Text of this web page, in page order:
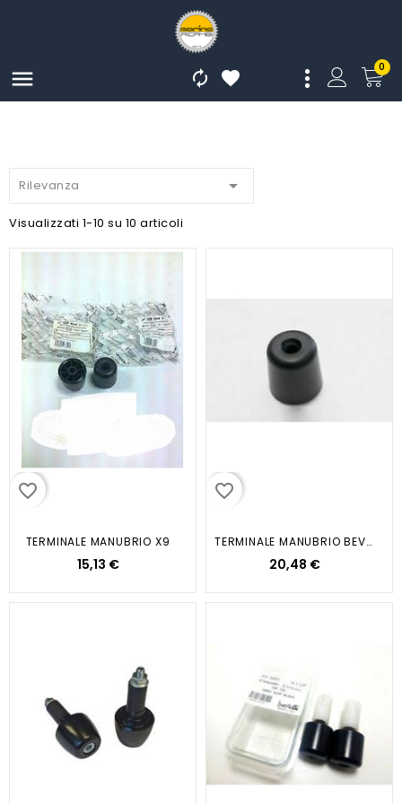
 0


Rilevanza 
Visualizzati 1-10 su 10 articoli
favorite_border
TERMINALE MANUBRIO X9
15,13 €
favorite_border
TERMINALE MANUBRIO BEVERLY 300...
20,48 €